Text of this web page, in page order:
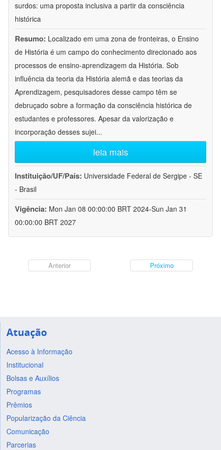
surdos: uma proposta inclusiva a partir da consciência
histórica
Resumo: Localizado em uma zona de fronteiras, o Ensino
de História é um campo do conhecimento direcionado aos
processos de ensino-aprendizagem da História. Sob
influência da teoria da História alemã e das teorias da
Aprendizagem, pesquisadores desse campo têm se
debruçado sobre a formação da consciência histórica de
estudantes e professores. Apesar da valorização e
incorporação desses sujei...
leia mais
Instituição/UF/País: Universidade Federal de Sergipe - SE
- Brasil
Vigência: Mon Jan 08 00:00:00 BRT 2024-Sun Jan 31
00:00:00 BRT 2027
Anterior Próximo
Atuação
Acesso à Informação
Institucional
Bolsas e Auxílios
Programas
Prêmios
Popularização da Ciência
Comunicação
Parcerias